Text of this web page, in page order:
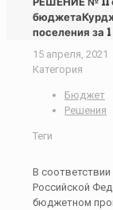
поселения за
15 апреля, 2021
Категория
Бюджет
Решения
Теги
В
Российской
бюджетном